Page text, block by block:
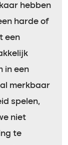
hebben
harde of
een
in een
merkbaar
spelen,
niet
te